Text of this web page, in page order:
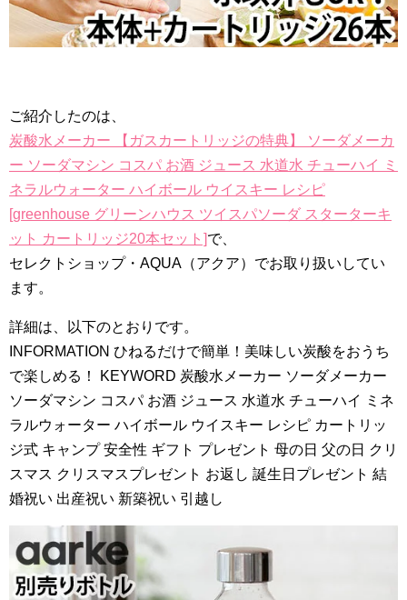
ご紹介したのは、
炭酸水メーカー 【ガスカートリッジの特典】 ソーダメーカ
ー ソーダマシン コスパ お酒 ジュース 水道水 チューハイ ミ
ネラルウォーター ハイボール ウイスキー レシピ
[greenhouse グリーンハウス ツイスパソーダ スターターキ
ット カートリッジ20本セット]で、
セレクトショップ・AQUA（アクア）でお取り扱いしてい
ます。
詳細は、以下のとおりです。
INFORMATION ひねるだけで簡単！美味しい炭酸をおうち
で楽しめる！ KEYWORD 炭酸水メーカー ソーダメーカー
ソーダマシン コスパ お酒 ジュース 水道水 チューハイ ミネ
ラルウォーター ハイボール ウイスキー レシピ カートリッ
ジ式 キャンプ 安全性 ギフト プレゼント 母の日 父の日 クリ
スマス クリスマスプレゼント お返し 誕生日プレゼント 結
婚祝い 出産祝い 新築祝い 引越し